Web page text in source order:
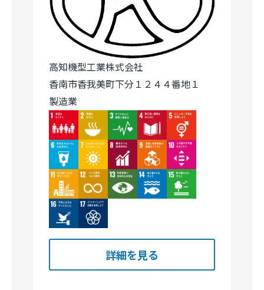
高知機型工業株式会社
香南市香我美町下分１２４４番地１
製造業
Image
Image Image Image Image
Image Image Image Image Image
Image Image Image Image Image
Image Image
詳細を見る